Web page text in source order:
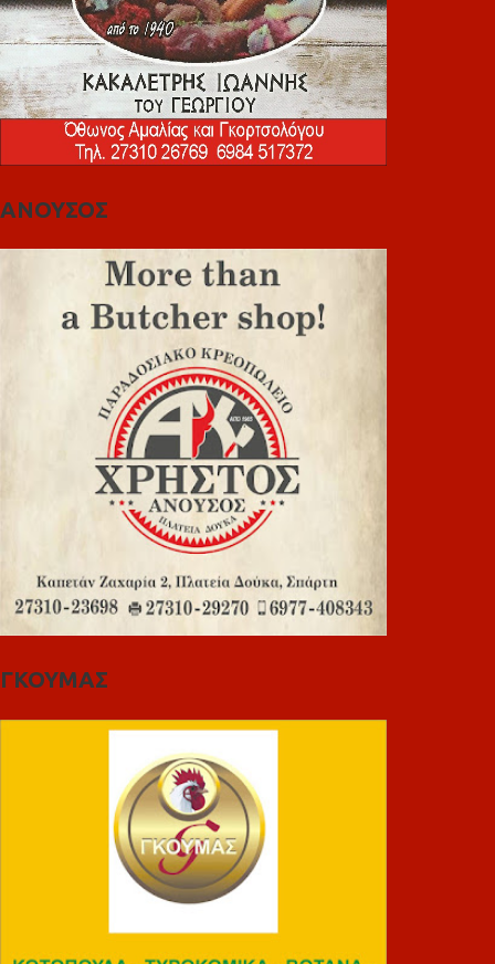
ΑΝΟΥΣΟΣ
ΓΚΟΥΜΑΣ